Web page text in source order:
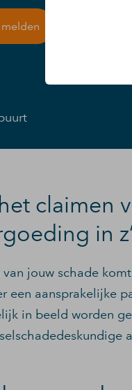
claimen
in
jouw schade
een aansprakelijke
in beeld worden